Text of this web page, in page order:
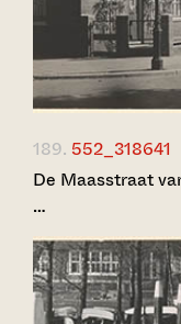
189. 552_318641
De Maasstraat
…